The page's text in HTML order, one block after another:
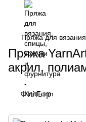
Пряжа для
Пряжа
акрил,
Фильтр